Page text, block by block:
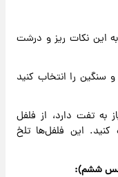
این نکات ریز و درشت
سنگین را انتخاب کنید
به تفت دارد، از فلفل
کنید. این فلفل‌ها تلخ
حس ششم):